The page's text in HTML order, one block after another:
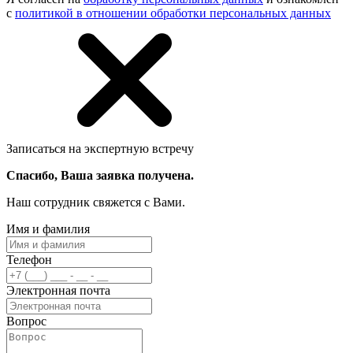
с политикой в отношении обработки персональных данных
Записаться на экспертную встречу
Спасибо, Ваша заявка получена.
Наш сотрудник свяжется с Вами.
Имя и фамилия
Телефон
Электронная почта
Вопрос